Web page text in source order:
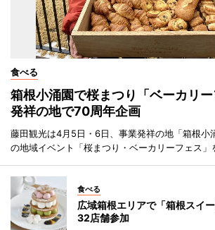
食べる
箱根小涌園で桜まつり「ベーカリ
発祥の地で70周年企画
藤田観光は4月5日・6日、事業発祥の地「箱根小
の地域イベント「桜まつり・ベーカリーフェス」
食べる
広域箱根エリアで「箱根スイ
32店舗参加